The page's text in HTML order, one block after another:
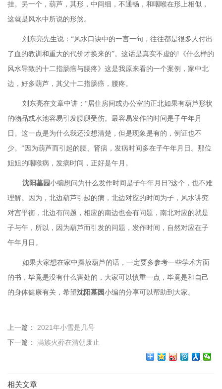
挂。另一个，葫芦，其形，中间细，不通畅，和咽喉在形上相似，
这就是风水中所说的形煞。
刘东亮先生说： “风水口诀中的一言一句，往往都是很多人付出
了血的教训和重大的代价才换来的”。这话是真实不虚的!《什么样的
风水导致的十二指肠癌与腰疼》这是我原来看的一个案例，家中北
边，好多葫芦，其父十二指肠癌，腰疼。
刘东亮在文章中讲： “居住房间或办公室的正北如果有葫芦形状
的物品或水池容易引发腰腿受伤。最容易发作的时间是子午年月
日。这一点是为什么我还没想清楚，但是现象是有的，例证也不
少。”因为葫芦而引起的腰、肾病，发病时间多在子午年月日。那位
姐姐的咽喉病，发病时间，正好是午月。
沈阳墓园小编想问为什么发作时间是子午年月日 ?这个，也不难
理解。因为，北边葫芦引起的病，北边对应的时间为子，风水讲究
对宫平衡，北边有问题，相应的南边也会有问题，南北对应的就是
子与午，所以，因为葫芦而引发的问题，发作时间，自然对应在子
午年月日。
如果大家想在家中摆放葫芦的话，一定要多参考一些学术方面
的书，毕竟是没有什么害处的，大家可以慎重一点，毕竟是和自己
的身体健康有关，希望沈阳墓园小编的分享可以帮助到大家。
上一篇： 2021年小雪是几号
下一篇： 满族火葬在清朝废止
相关文章